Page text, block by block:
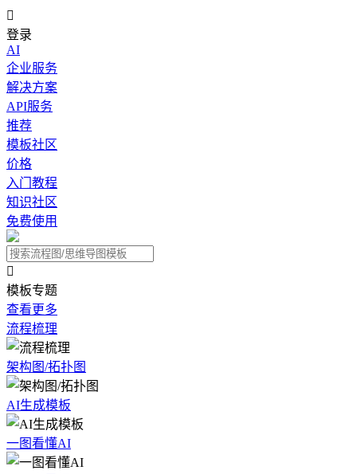

登录
AI
企业服务
解决方案
API服务
推荐
模板社区
价格
入门教程
知识社区
免费使用

模板专题
查看更多
流程梳理
架构图/拓扑图
AI生成模板
一图看懂AI